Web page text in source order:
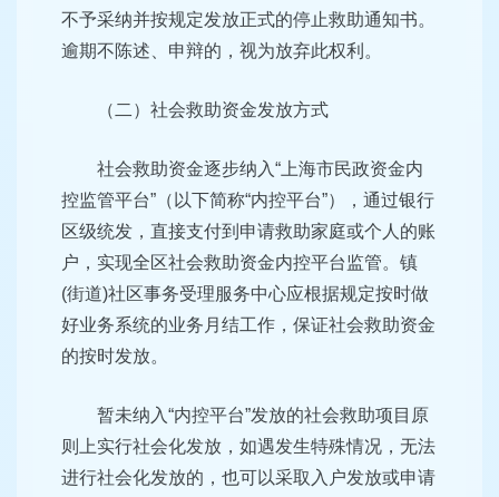
不予采纳并按规定发放正式的停止救助通知书。
逾期不陈述、申辩的，视为放弃此权利。
（二）社会救助资金发放方式
社会救助资金逐步纳入“上海市民政资金内
控监管平台”（以下简称“内控平台”），通过银行
区级统发，直接支付到申请救助家庭或个人的账
户，实现全区社会救助资金内控平台监管。镇
(街道)社区事务受理服务中心应根据规定按时做
好业务系统的业务月结工作，保证社会救助资金
的按时发放。
暂未纳入“内控平台”发放的社会救助项目原
则上实行社会化发放，如遇发生特殊情况，无法
进行社会化发放的，也可以采取入户发放或申请